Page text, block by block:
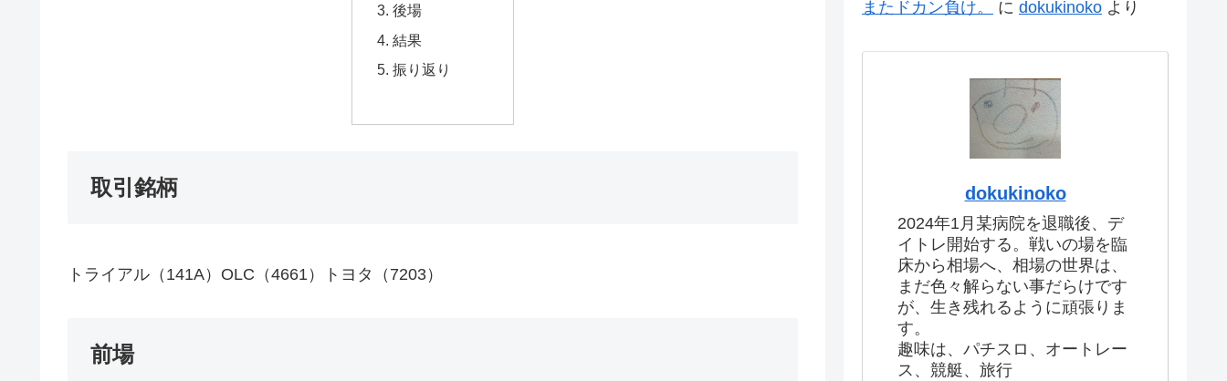
後場
結果
振り返り
取引銘柄
トライアル（141A）OLC（4661）トヨタ（7203）
前場
またドカン負け。 に dokukinoko より
dokukinoko
2024年1月某病院を退職後、デ
イトレ開始する。戦いの場を臨
床から相場へ、相場の世界は、
まだ色々解らない事だらけです
が、生き残れるように頑張りま
す。
趣味は、パチスロ、オートレー
ス、競艇、旅行